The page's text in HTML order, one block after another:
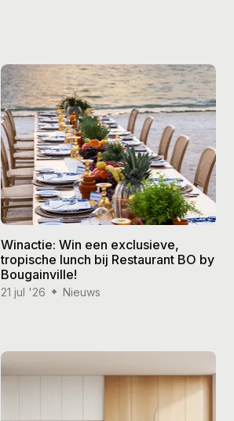
Winactie: Win een exclusieve,
tropische lunch bij Restaurant BO by
Bougainville!
21 jul '26 Nieuws